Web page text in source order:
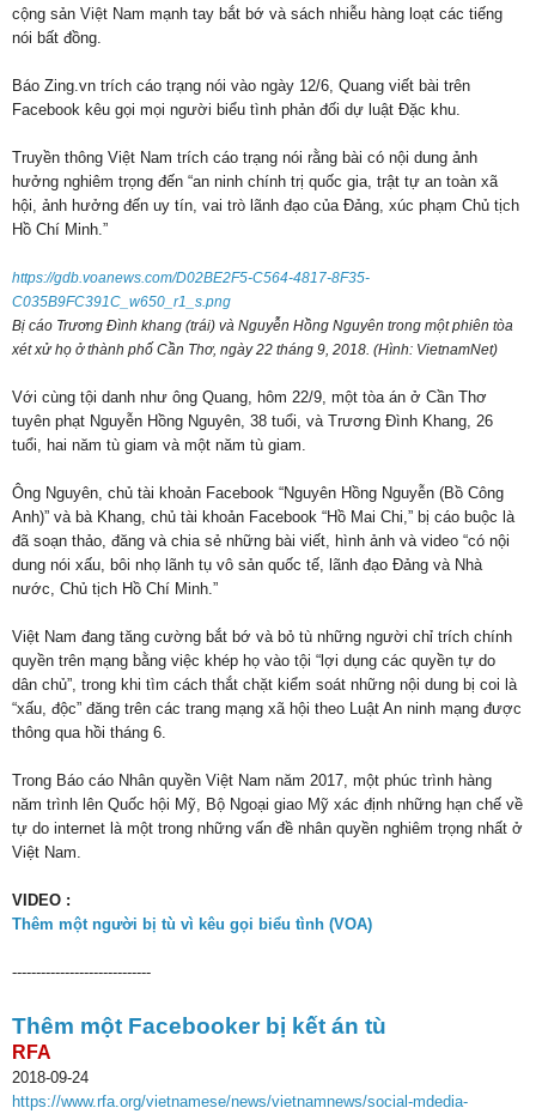
cộng sản Việt Nam mạnh tay bắt bớ và sách nhiễu hàng loạt các tiếng
nói bất đồng.
Báo Zing.vn trích cáo trạng nói vào ngày 12/6, Quang viết bài trên
Facebook kêu gọi mọi người biểu tình phản đối dự luật Đặc khu.
Truyền thông Việt Nam trích cáo trạng nói rằng bài có nội dung ảnh
hưởng nghiêm trọng đến “an ninh chính trị quốc gia, trật tự an toàn xã
hội, ảnh hưởng đến uy tín, vai trò lãnh đạo của Đảng, xúc phạm Chủ tịch
Hồ Chí Minh.”
https://gdb.voanews.com/D02BE2F5-C564-4817-8F35-
C035B9FC391C_w650_r1_s.png
Bị cáo Trương Đình khang (trái) và Nguyễn Hồng Nguyên trong một phiên tòa
xét xử họ ở thành phố Cần Thơ, ngày 22 tháng 9, 2018. (Hình: VietnamNet)
Với cùng tội danh như ông Quang, hôm 22/9, một tòa án ở Cần Thơ
tuyên phạt Nguyễn Hồng Nguyên, 38 tuổi, và Trương Đình Khang, 26
tuổi, hai năm tù giam và một năm tù giam.
Ông Nguyên, chủ tài khoản Facebook “Nguyên Hồng Nguyễn (Bồ Công
Anh)” và bà Khang, chủ tài khoản Facebook “Hồ Mai Chi,” bị cáo buộc là
đã soạn thảo, đăng và chia sẻ những bài viết, hình ảnh và video “có nội
dung nói xấu, bôi nhọ lãnh tụ vô sản quốc tế, lãnh đạo Đảng và Nhà
nước, Chủ tịch Hồ Chí Minh.”
Việt Nam đang tăng cường bắt bớ và bỏ tù những người chỉ trích chính
quyền trên mạng bằng việc khép họ vào tội “lợi dụng các quyền tự do
dân chủ”, trong khi tìm cách thắt chặt kiểm soát những nội dung bị coi là
“xấu, độc” đăng trên các trang mạng xã hội theo Luật An ninh mạng được
thông qua hồi tháng 6.
Trong Báo cáo Nhân quyền Việt Nam năm 2017, một phúc trình hàng
năm trình lên Quốc hội Mỹ, Bộ Ngoại giao Mỹ xác định những hạn chế về
tự do internet là một trong những vấn đề nhân quyền nghiêm trọng nhất ở
Việt Nam.
VIDEO :
Thêm một người bị tù vì kêu gọi biểu tình (VOA)
-----------------------------
Thêm một Facebooker bị kết án tù
RFA
2018-09-24
https://www.rfa.org/vietnamese/news/vietnamnews/social-mdedia-